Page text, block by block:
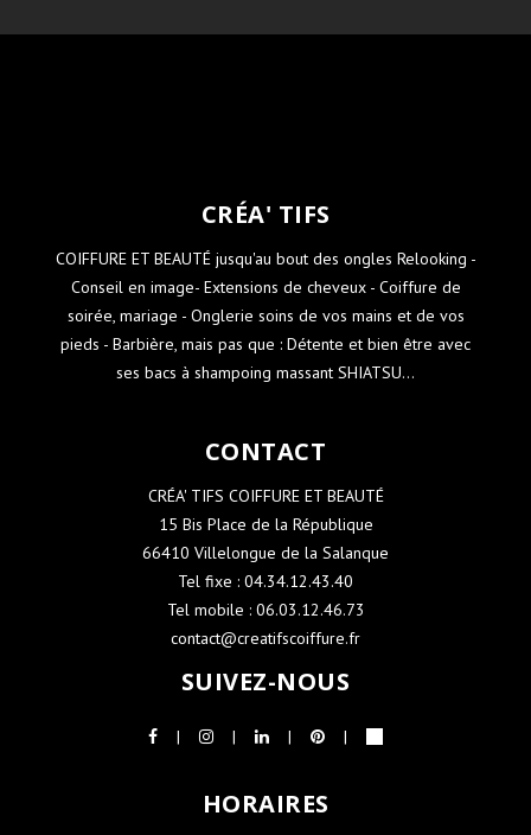
CRÉA' TIFS
COIFFURE ET BEAUTÉ jusqu'au bout des ongles Relooking -
Conseil en image- Extensions de cheveux - Coiffure de
soirée, mariage - Onglerie soins de vos mains et de vos
pieds - Barbière, mais pas que : Détente et bien être avec
ses bacs à shampoing massant SHIATSU...
CONTACT
CRÉA' TIFS COIFFURE ET BEAUTÉ
15 Bis Place de la République
66410 Villelongue de la Salanque
Tel fixe : 04.34.12.43.40
Tel mobile : 06.03.12.46.73
contact@creatifscoiffure.fr
SUIVEZ-NOUS
HORAIRES